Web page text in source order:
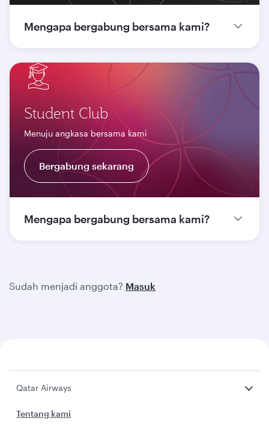
Mengapa bergabung bersama kami?
Student Club
Menuju angkasa bersama kami
Bergabung sekarang
Mengapa bergabung bersama kami?
Sudah menjadi anggota? Masuk
Qatar Airways
Tentang kami